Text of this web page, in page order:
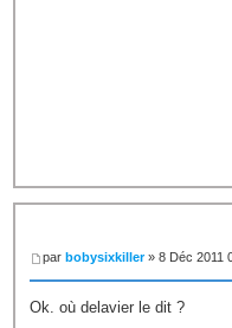
parbobysixkiller» 8 Déc 2011
Ok. où delavier le dit ?